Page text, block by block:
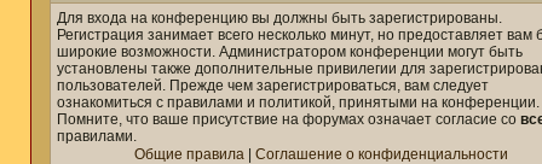
Для входа на конференцию вы должны быть зарегистрированы.
Регистрация занимает всего несколько минут, но предоставляет вам
широкие возможности. Администратором конференции могут быть
установлены также дополнительные привилегии для
пользователей. Прежде чем зарегистрироваться, вам следует
ознакомиться с правилами и политикой, принятыми на конференции.
Помните, что ваше присутствие на форумах означает согласие со
правилами.
Общие правила
Соглашение о конфиденциальности